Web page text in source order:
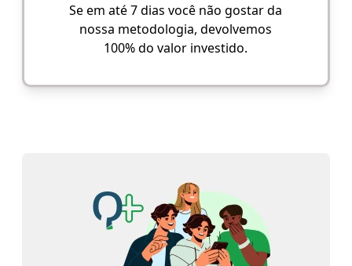
Se em até 7 dias você não gostar da
nossa metodologia, devolvemos
100% do valor investido.